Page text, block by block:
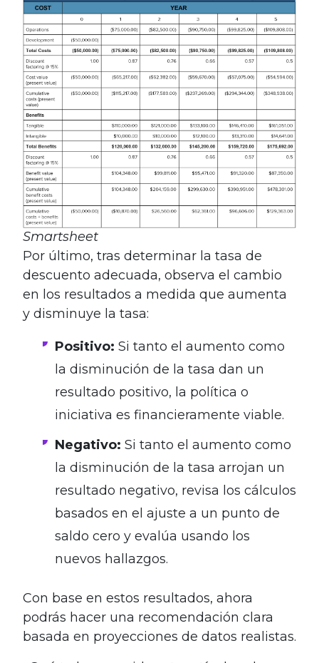
Smartsheet
Por último, tras determinar la tasa de
descuento adecuada, observa el cambio
en los resultados a medida que aumenta
y disminuye la tasa:
Positivo: Si tanto el aumento como
la disminución de la tasa dan un
resultado positivo, la política o
iniciativa es financieramente viable.
Negativo: Si tanto el aumento como
la disminución de la tasa arrojan un
resultado negativo, revisa los cálculos
basados ​​en el ajuste a un punto de
saldo cero y evalúa usando los
nuevos hallazgos.
Con base en estos resultados, ahora
podrás hacer una recomendación clara
basada en proyecciones de datos realistas.